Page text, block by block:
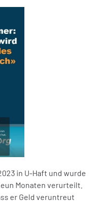
in U-Haft und wurde
Monaten verurteilt.
er Geld veruntreut